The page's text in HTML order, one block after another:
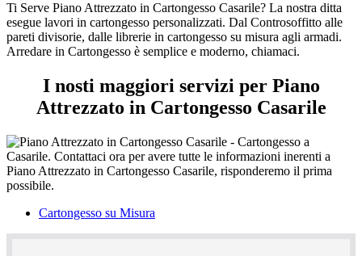
Ti Serve Piano Attrezzato in Cartongesso Casarile? La nostra ditta
esegue lavori in cartongesso personalizzati. Dal Controsoffitto alle
pareti divisorie, dalle librerie in cartongesso su misura agli armadi.
Arredare in Cartongesso è semplice e moderno, chiamaci.
I nosti maggiori servizi per Piano
Attrezzato in Cartongesso Casarile
Cartongesso su Misura